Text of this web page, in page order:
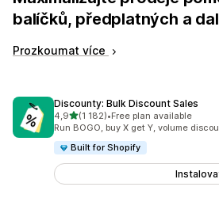
balíčků, předplatných a
Prozkoumat více
Discounty: Bulk Discount Sales
4,9z 5 hvězd
(1 182)
Celkový počet recenzí: 1182
•Free plan available
Run BOGO, buy X get Y, volume
Built for Shopify